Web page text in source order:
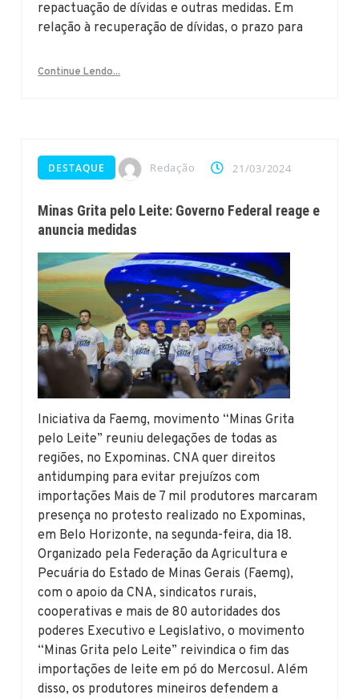
repactuação de dívidas e outras medidas. Em
relação à recuperação de dívidas, o prazo para
Continue Lendo...
DESTAQUE Redação 21/03/2024
Minas Grita pelo Leite: Governo Federal reage e
anuncia medidas
Iniciativa da Faemg, movimento “Minas Grita
pelo Leite” reuniu delegações de todas as
regiões, no Expominas. CNA quer direitos
antidumping para evitar prejuízos com
importações Mais de 7 mil produtores marcaram
presença no protesto realizado no Expominas,
em Belo Horizonte, na segunda-feira, dia 18.
Organizado pela Federação da Agricultura e
Pecuária do Estado de Minas Gerais (Faemg),
com o apoio da CNA, sindicatos rurais,
cooperativas e mais de 80 autoridades dos
poderes Executivo e Legislativo, o movimento
“Minas Grita pelo Leite” reivindica o fim das
importações de leite em pó do Mercosul. Além
disso, os produtores mineiros defendem a